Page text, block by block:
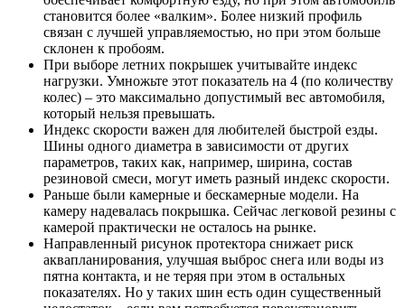
становится более «валким». Более низкий профиль
связан с лучшей управляемостью, но при этом больше
склонен к пробоям.
При выборе летних покрышек учитывайте индекс
нагрузки. Умножьте этот показатель на 4 (по количеству
колес) – это максимально допустимый вес автомобиля,
который нельзя превышать.
Индекс скорости важен для любителей быстрой езды.
Шины одного диаметра в зависимости от других
параметров, таких как, например, ширина, состав
резиновой смеси, могут иметь разный индекс скорости.
Раньше были камерные и бескамерные модели. На
камеру надевалась покрышка. Сейчас легковой резины с
камерой практически не осталось на рынке.
Направленный рисунок протектора снижает риск
аквапланирования, улучшая выброс снега или воды из
пятна контакта, и не теряя при этом в остальных
показателях. Но у таких шин есть один существенный